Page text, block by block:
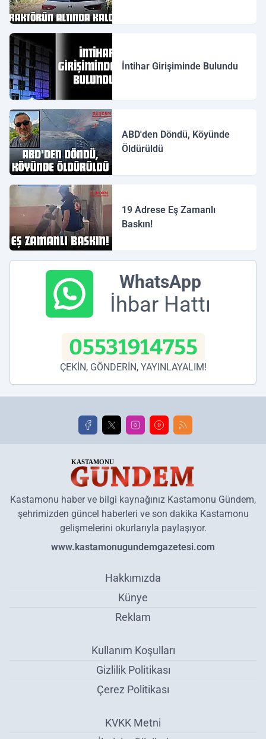
İntihar Girişiminde Bulundu
ABD'den Döndü, Köyünde
Öldürüldü
19 Adrese Eş Zamanlı
Baskın!
WhatsApp
İhbar Hattı
05531914755
ÇEKİN, GÖNDERİN, YAYINLAYALIM!
Kastamonu haber ve bilgi kaynağınız Kastamonu Gündem,
şehrimizden güncel haberleri ve son dakika Kastamonu
gelişmelerini okurlarıyla paylaşıyor.
www.kastamonugundemgazetesi.com
Hakkımızda
Künye
Reklam
Kullanım Koşulları
Gizlilik Politikası
Çerez Politikası
KVKK Metni